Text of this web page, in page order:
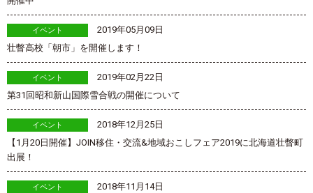
イベント
2019年05月09日
壮瞥高校「朝市」を開催します！
イベント
2019年02月22日
第31回昭和新山国際雪合戦の開催について
イベント
2018年12月25日
【1月20日開催】JOIN移住・交流&地域おこしフェア2019に北海道壮瞥町
出展！
イベント
2018年11月14日